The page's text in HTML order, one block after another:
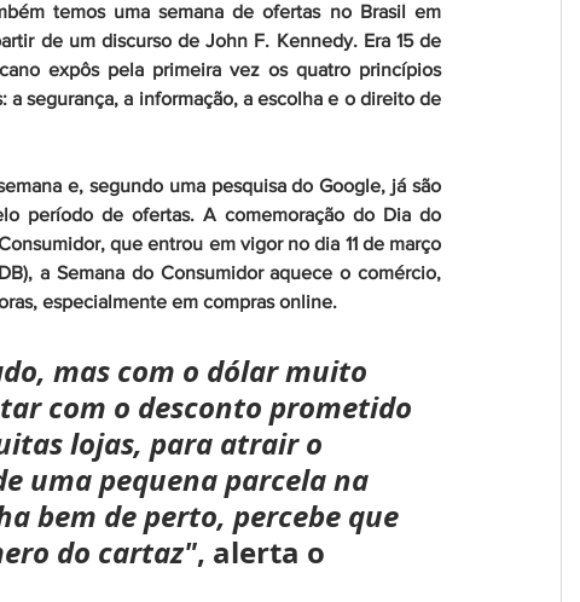
temos uma semana de ofertas no Brasil em
de um discurso de John F. Kennedy. Era 15 de
expôs pela primeira vez os quatro princípios
segurança, a informação, a escolha e o direito de
e, segundo uma pesquisa do Google, já são
período de ofertas. A comemoração do Dia do
, que entrou em vigor no dia 11 de março
a Semana do Consumidor aquece o comércio,
especialmente em compras online.
mas com o dólar muito
com o desconto prometido
lojas, para atrair o
uma pequena parcela na
bem de perto, percebe que
do cartaz", alerta o